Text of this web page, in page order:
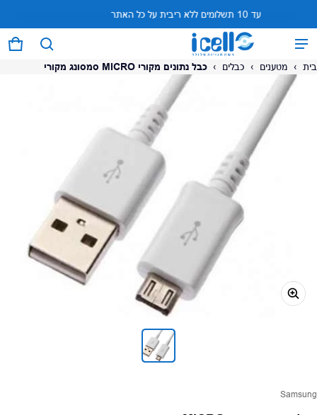
עד 10 תשלומים ללא ריבית על כל האתר
0 פריטים
המוצר נוסף לעגלה
צפה בעגלה (
לתשלום
בית › מטענים › כבלים › כבל נתונים מקורי MICRO סמסונג מקורי
ספק:
Samsung
על המוצר